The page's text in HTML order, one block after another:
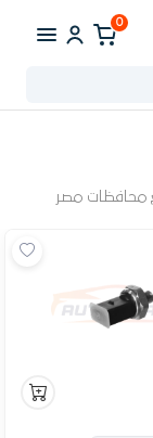
0
محافظات مصر